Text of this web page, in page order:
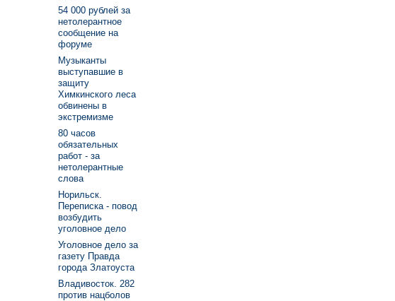
54 000 рублей за
нетолерантное
сообщение на
форуме
Музыканты
выступавшие в
защиту
Химкинского леса
обвинены в
экстремизме
80 часов
обязательных
работ - за
нетолерантные
слова
Норильск.
Переписка - повод
возбудить
уголовное дело
Уголовное дело за
газету Правда
города Златоуста
Владивосток. 282
против нацболов